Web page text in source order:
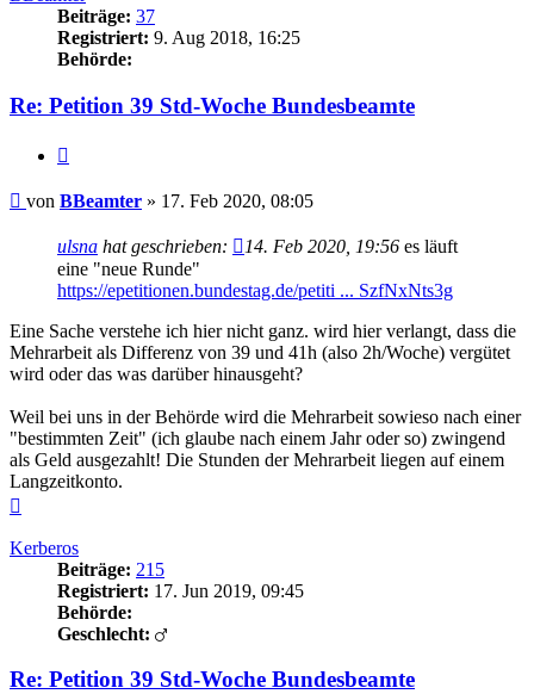
Beiträge: 37
Registriert: 9. Aug 2018, 16:25
Behörde:
Re: Petition 39 Std-Woche Bundesbeamte
Beitrag
von BBeamter » 17. Feb 2020, 08:05
ulsna hat geschrieben: 14. Feb 2020, 19:56 es läuft
eine "neue Runde"
https://epetitionen.bundestag.de/petiti ... SzfNxNts3g
Eine Sache verstehe ich hier nicht ganz. wird hier verlangt, dass die
Mehrarbeit als Differenz von 39 und 41h (also 2h/Woche) vergütet
wird oder das was darüber hinausgeht?
Weil bei uns in der Behörde wird die Mehrarbeit sowieso nach einer
"bestimmten Zeit" (ich glaube nach einem Jahr oder so) zwingend
als Geld ausgezahlt! Die Stunden der Mehrarbeit liegen auf einem
Langzeitkonto.
Kerberos
Beiträge: 215
Registriert: 17. Jun 2019, 09:45
Behörde:
Geschlecht:
Re: Petition 39 Std-Woche Bundesbeamte